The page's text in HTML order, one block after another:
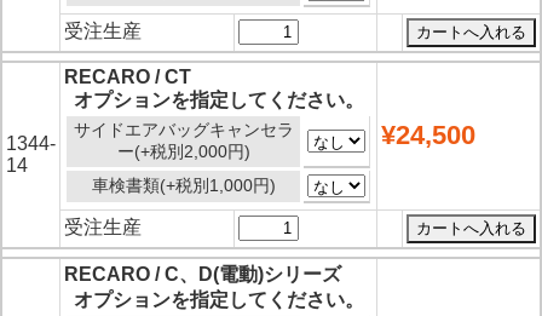
受注生産
1344-
14
RECARO / CT
オプションを指定してください。
サイドエアバッグキャンセラ
ー(+税別2,000円)
車検書類(+税別1,000円)
¥24,500
受注生産
RECARO / C、D(電動)シリーズ
オプションを指定してください。